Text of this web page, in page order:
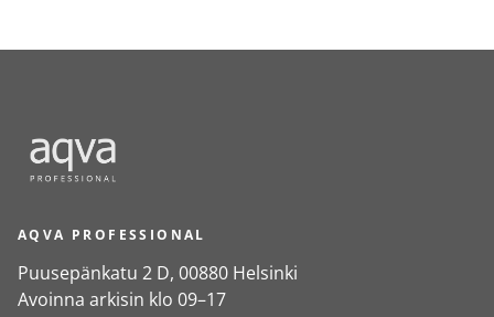
AQVA PROFESSIONAL
Puusepänkatu 2 D, 00880 Helsinki
Avoinna arkisin klo 09–17